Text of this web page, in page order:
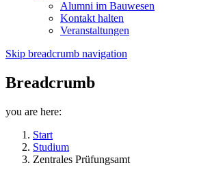
Alumni im Bauwesen
Kontakt halten
Veranstaltungen
Skip breadcrumb navigation
Breadcrumb
you are here:
Start
Studium
Zentrales Prüfungsamt